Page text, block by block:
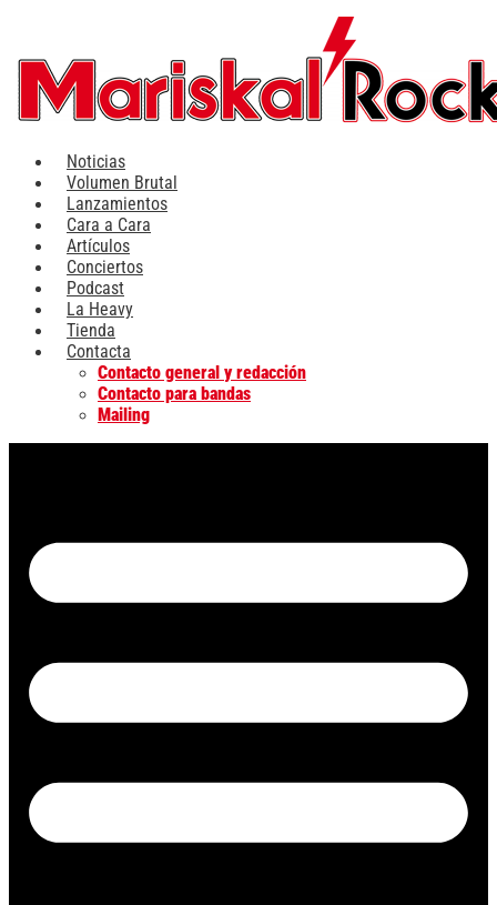
contenido
Noticias
Volumen Brutal
Lanzamientos
Cara a Cara
Artículos
Conciertos
Podcast
La Heavy
Tienda
Contacta
Contacto general y redacción
Contacto para bandas
Mailing